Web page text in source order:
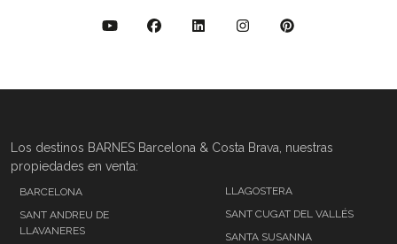
Los destinos BARNES Barcelona & Costa Brava, nuestras
propiedades en venta:
BARCELONA
SANT ANDREU DE
LLAVANERES
LLAGOSTERA
SANT CUGAT DEL VALLÉS
SANTA SUSANNA